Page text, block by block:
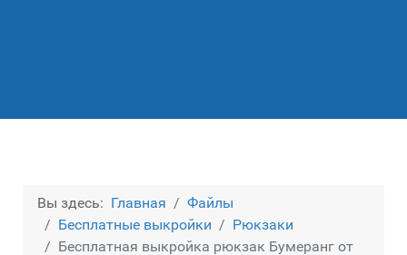
Вы здесь: Главная
Файлы
Бесплатные выкройки
Рюкзаки
Бесплатная выкройка рюкзак Бумеранг от